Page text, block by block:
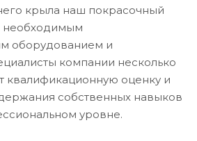
крыла наш покрасочный
необходимым
оборудованием и
компании несколько
квалификационную оценку и
собственных навыков
уровне.